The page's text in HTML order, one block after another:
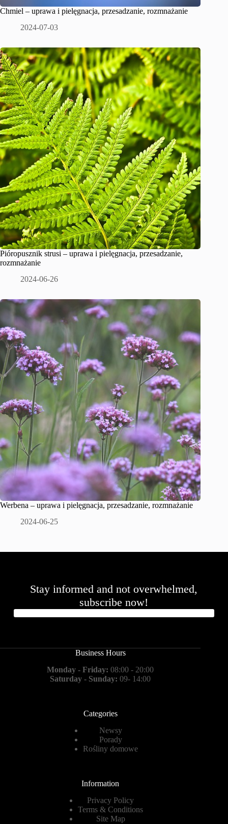
Chmiel – uprawa i pielęgnacja, przesadzanie, rozmnażanie
2024-07-03
Pióropusznik strusi – uprawa i pielęgnacja, przesadzanie,
rozmnażanie
2024-06-26
Werbena – uprawa i pielęgnacja, przesadzanie, rozmnażanie
2024-06-25
Stay informed and not overwhelmed,
subscribe now!
Business Hours
Monday - Friday: 08:00 - 20:00
Saturday - Sunday: 09- 14:00
Categories
Newsy
Porady
Rośliny domowe
Information
Privacy Policy
Terms & Conditions
Site Map